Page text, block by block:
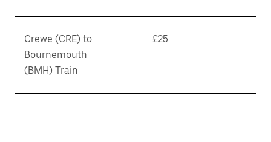
Crewe (CRE) to
Bournemouth
(BMH) Train
£25